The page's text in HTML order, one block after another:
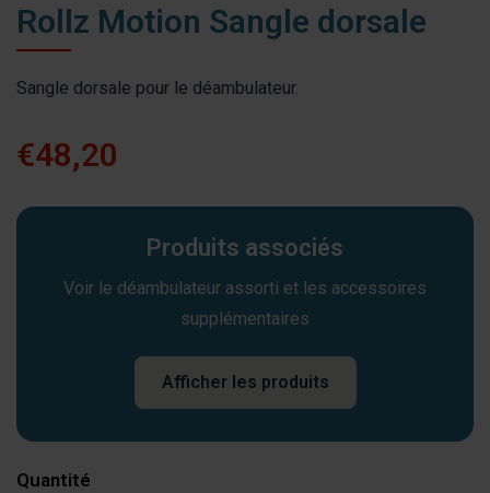
Rollz Motion Sangle dorsale
Sangle dorsale pour le déambulateur.
€48,20
Produits associés
Voir le déambulateur assorti et les accessoires
supplémentaires
Afficher les produits
Quantité